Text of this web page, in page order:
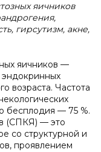
яичников
гирсутизм, акне,
яичников —
эндокринных
возраста. Частота
бесплодия — 75 %.
(СПКЯ) — это
со структурной и
проявлением